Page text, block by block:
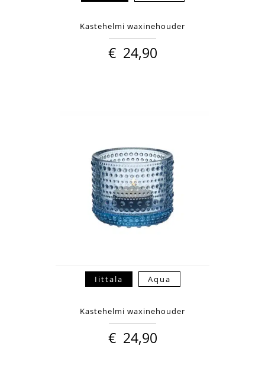
Kastehelmi waxinehouder
€ 24,90
Iittala Aqua
Kastehelmi waxinehouder
€ 24,90